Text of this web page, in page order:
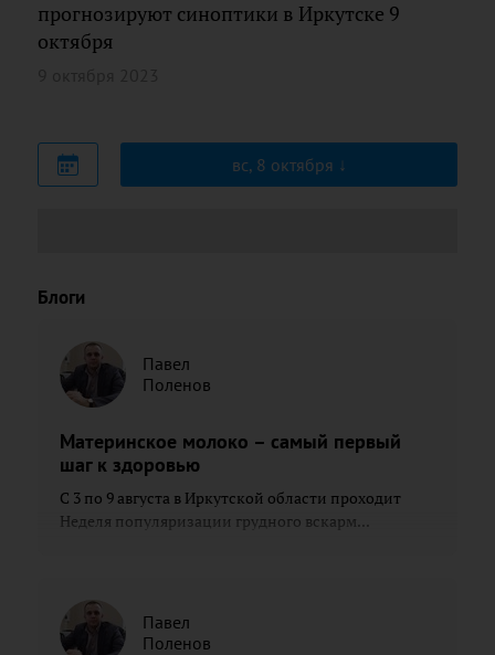
прогнозируют синоптики в Иркутске 9
октября
вс, 8 октября
Блоги
Павел
Поленов
Материнское молоко – самый первый
шаг к здоровью
С 3 по 9 августа в Иркутской области проходит
Неделя популяризации грудного вскарм...
Павел
Поленов